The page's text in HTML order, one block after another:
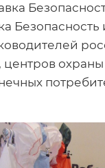
центров